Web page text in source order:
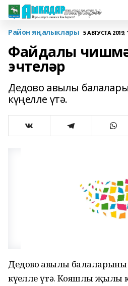
Район яңалыклары 5 АВГУСТА 2019,
Файдалы
эчтеләр
Дедово авылы
күңелле үтә.
Дедово авылы
күңелле үтә. Кояшлы җылы